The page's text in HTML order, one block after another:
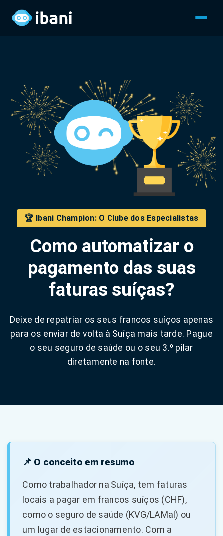
🏆 Ibani Champion: O Clube dos Especialistas
Como automatizar o
pagamento das suas
faturas suíças?
Deixe de repatriar os seus francos suíços apenas
para os enviar de volta à Suíça mais tarde. Pague
o seu seguro de saúde ou o seu 3.º pilar
diretamente na fonte.
📌 O conceito em resumo
Como trabalhador na Suíça, tem faturas
locais a pagar em francos suíços (CHF),
como o seguro de saúde (KVG/LAMal) ou
um lugar de estacionamento. Com a